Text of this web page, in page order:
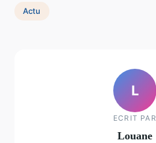
Actu
L
ECRIT PAR
Louane